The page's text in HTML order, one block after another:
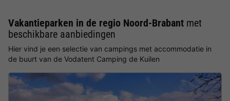
Vakantieparken in de regio Noord-Brabant met
beschikbare aanbiedingen
Hier vind je een selectie van campings met accommodatie in
de buurt van de Vodatent Camping de Kuilen